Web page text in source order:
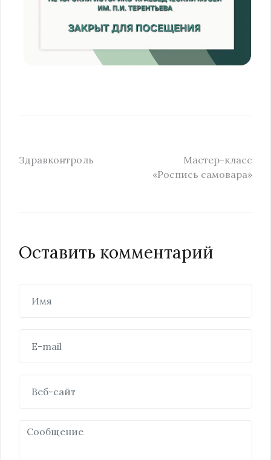
Здравконтроль
Мастер-класс
«Роспись самовара»
Оставить комментарий